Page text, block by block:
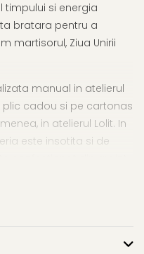
timpului si energia
bratara pentru a
martisorul, Ziua Unirii
manual in atelierul
cadou si pe cartonas
in atelierul Lolit. In
este insotita si de
crom si vine cu certificat